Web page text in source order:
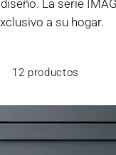
La serie
a su hogar.
12 productos